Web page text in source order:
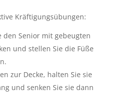
Kräftigungsübungen:
den Senior mit gebeugten
und stellen Sie die Füße
zur Decke, halten Sie sie
und senken Sie sie dann